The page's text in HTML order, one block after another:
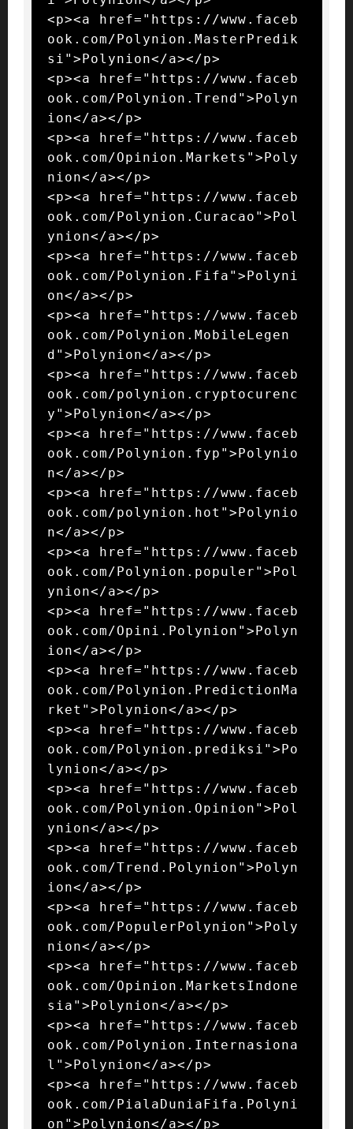
<p><a href="https://www.faceb
ook.com/Polynion.MasterPredik
si">Polynion</a></p>
<p><a href="https://www.faceb
ook.com/Polynion.Trend">Polyn
ion</a></p>
<p><a href="https://www.faceb
ook.com/Opinion.Markets">Poly
nion</a></p>
<p><a href="https://www.faceb
ook.com/Polynion.Curacao">Pol
ynion</a></p>
<p><a href="https://www.faceb
ook.com/Polynion.Fifa">Polyni
on</a></p>
<p><a href="https://www.faceb
ook.com/Polynion.MobileLegen
d">Polynion</a></p>
<p><a href="https://www.faceb
ook.com/polynion.cryptocurenc
y">Polynion</a></p>
<p><a href="https://www.faceb
ook.com/Polynion.fyp">Polynio
n</a></p>
<p><a href="https://www.faceb
ook.com/polynion.hot">Polynio
n</a></p>
<p><a href="https://www.faceb
ook.com/Polynion.populer">Pol
ynion</a></p>
<p><a href="https://www.faceb
ook.com/Opini.Polynion">Polyn
ion</a></p>
<p><a href="https://www.faceb
ook.com/Polynion.PredictionMa
rket">Polynion</a></p>
<p><a href="https://www.faceb
ook.com/Polynion.prediksi">Po
lynion</a></p>
<p><a href="https://www.faceb
ook.com/Polynion.Opinion">Pol
ynion</a></p>
<p><a href="https://www.faceb
ook.com/Trend.Polynion">Polyn
ion</a></p>
<p><a href="https://www.faceb
ook.com/PopulerPolynion">Poly
nion</a></p>
<p><a href="https://www.faceb
ook.com/Opinion.MarketsIndone
sia">Polynion</a></p>
<p><a href="https://www.faceb
ook.com/Polynion.Internasiona
l">Polynion</a></p>
<p><a href="https://www.faceb
ook.com/PialaDuniaFifa.Polyni
on">Polynion</a></p>